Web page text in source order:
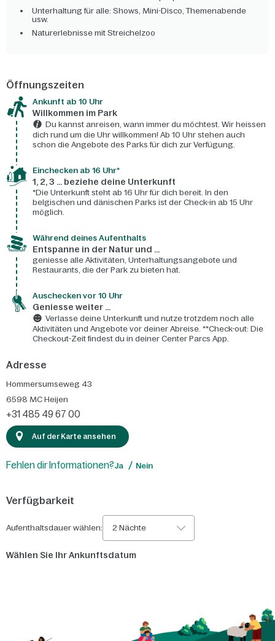
Unterhaltung für alle: Shows, Mini-Disco, Themenabende
usw.
Naturerlebnisse mit Streichelzoo
Öffnungszeiten
Ankunft ab 10 Uhr
Willkommen im Park
Du kannst anreisen, wann immer du möchtest. Wir heissen
dich rund um die Uhr willkommen! Ab 10 Uhr stehen auch
schon die Angebote des Parks für dich zur Verfügung.
Einchecken ab 16 Uhr*
1, 2, 3 ... beziehe deine Unterkunft
*Die Unterkunft steht ab 16 Uhr für dich bereit. In den
belgischen und dänischen Parks ist der Check-in ab 15 Uhr
möglich.
Während deines Aufenthalts
Entspanne in der Natur und ...
geniesse alle Aktivitäten, Unterhaltungsangebote und
Restaurants, die der Park zu bieten hat.
Auschecken vor 10 Uhr
Geniesse weiter ...
Verlasse deine Unterkunft und nutze trotzdem noch alle
Aktivitäten und Angebote vor deiner Abreise. **Check-out: Die
Checkout-Zeit findest du in deiner Center Parcs App.
Adresse
Hommersumseweg 43
6598 MC Heijen
+31 485 49 67 00
Auf der Karte ansehen
Fehlen dir Informationen?Ja Nein
Verfügbarkeit
Aufenthaltsdauer wählen: 2 Nächte
Wählen Sie Ihr Ankunftsdatum